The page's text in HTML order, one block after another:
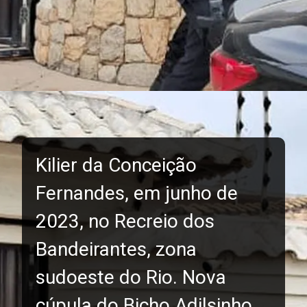
Kilier da Conceição
Fernandes, em junho de
2023, no Recreio dos
Bandeirantes, zona
sudoeste do Rio. Nova